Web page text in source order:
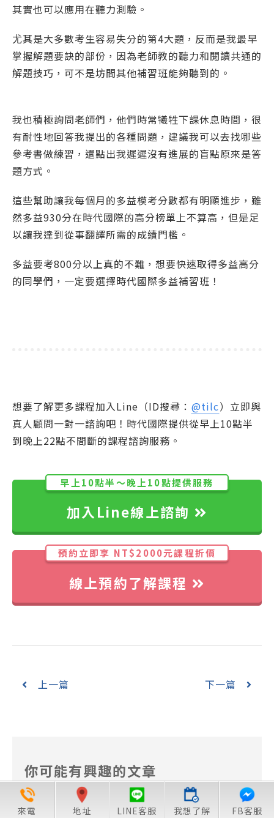
其實也可以應用在聽力測驗。
尤其是大多數考生容易失分的第4大題，反而是我最早
掌握解題要訣的部份，因為老師教的聽力和閱讀共通的
解題技巧，可不是坊間其他補習班能夠聽到的。
我也積極詢問老師們，他們時常犧牲下課休息時間，很
有耐性地回答我提出的各種問題，建議我可以去找哪些
參考書做練習，還點出我遲遲沒有進展的盲點原來是答
題方式。
這些幫助讓我每個月的多益模考分數都有明顯進步，雖
然多益930分在時代國際的高分榜單上不算高，但是足
以讓我達到從事翻譯所需的成績門檻。
多益要考800分以上真的不難，想要快速取得多益高分
的同學們，一定要選擇時代國際多益補習班！
想要了解更多課程加入Line（ID搜尋： @tilc）立即與
真人顧問一對一諮詢吧！時代國際提供從早上10點半
到晚上22點不間斷的課程諮詢服務。
早上10點半～晚上10點提供服務
加入Line線上諮詢
預約立即享 NT$2000元課程折價
線上預約了解課程
上一篇 下一篇
你可能有興趣的文章
來電 地址 LINE客服 我想了解 FB客服